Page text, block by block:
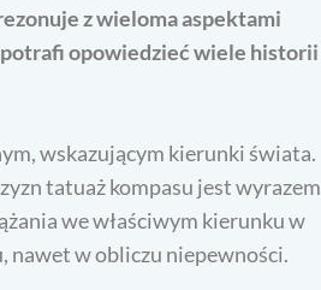
z wieloma aspektami
opowiedzieć wiele historii
wskazującym kierunki świata.
tatuaż kompasu jest wyrazem
we właściwym kierunku w
nawet w obliczu niepewności.